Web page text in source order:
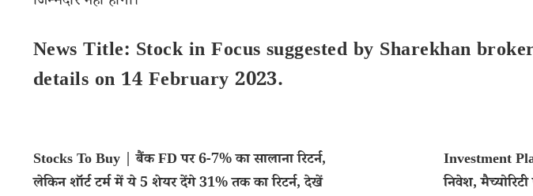
News Title: Stock in Focus suggested by Sharekhan
details on 14 February 2023.
Stocks To Buy | बैंक FD पर 6-7% का सालाना रिटर्न,
लेकिन शॉर्ट टर्म में ये 5 शेयर देंगे 31% तक का रिटर्न, देखें
Investment
निवेश,